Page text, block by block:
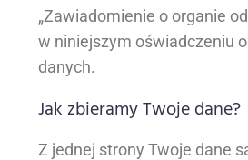
„Zawiadomienie o organie
w niniejszym oświadczeniu
danych.
Jak zbieramy Twoje dane?
Z jednej strony Twoje dane